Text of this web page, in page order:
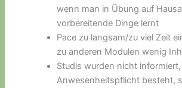
wenn man in Übung auf
vorbereitende Dinge lernt
Pace zu langsam/zu viel Zeit
zu anderen Modulen wenig
Studis wurden nicht
Anwesenheitspflicht besteht,